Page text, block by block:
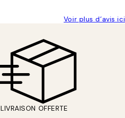
Voir plus d’avis ici
LIVRAISON OFFERTE